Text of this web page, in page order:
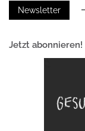
Newsletter
Jetzt abonnieren!